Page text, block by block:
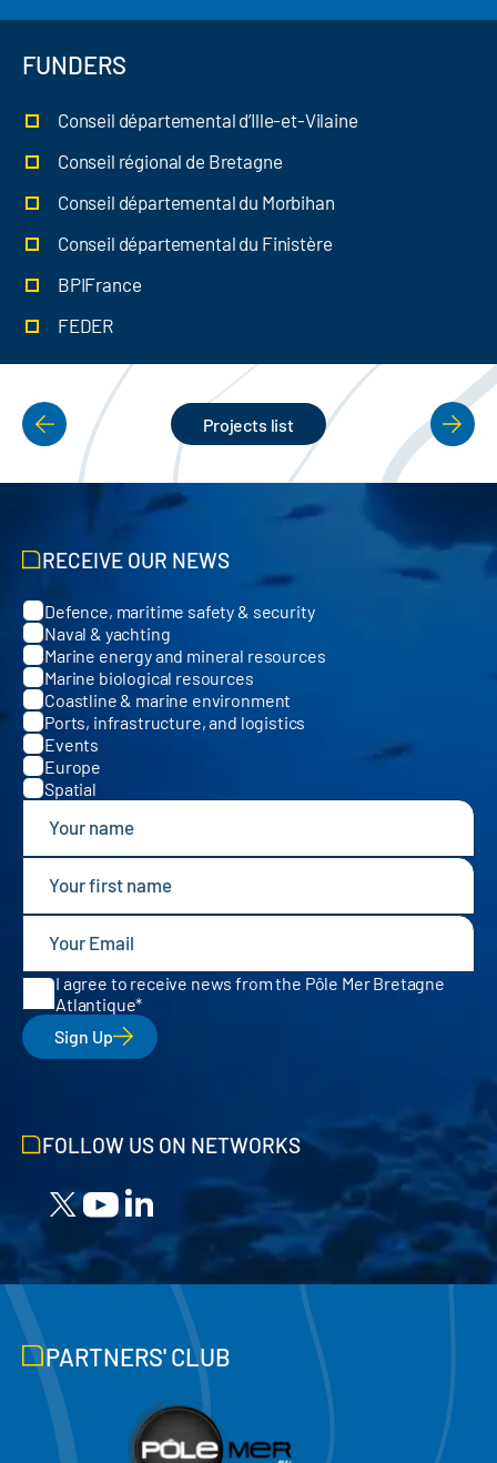
FUNDERS
Conseil départemental d’Ille-et-Vilaine
Conseil régional de Bretagne
Conseil départemental du Morbihan
Conseil départemental du Finistère
BPIFrance
FEDER
PAGINATION
Projects list
RECEIVE OUR NEWS
Categories
Defence, maritime safety & security
Naval & yachting
Marine energy and mineral resources
Marine biological resources
Coastline & marine environment
Ports, infrastructure, and logistics
Events
Europe
Spatial
I agree to receive news from the Pôle Mer Bretagne
Atlantique
Sign Up
FOLLOW US ON NETWORKS
PARTNERS' CLUB